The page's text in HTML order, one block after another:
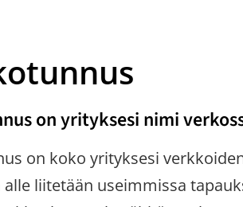
on yrityksesi nimi
on koko yrityksesi
liitetään useimmissa